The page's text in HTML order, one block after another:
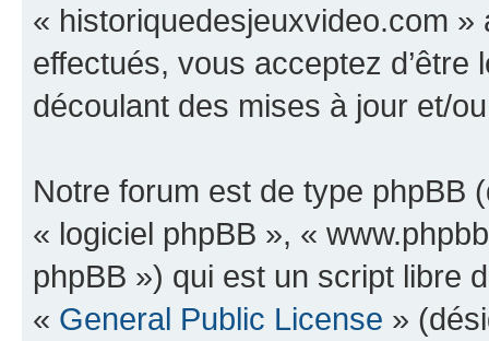
« historiquedesjeuxvideo.com
effectués, vous acceptez
découlant des mises à jour et/
Notre forum est de type phpBB
« logiciel phpBB », «
phpBB ») qui est un script libre
« General Public License »